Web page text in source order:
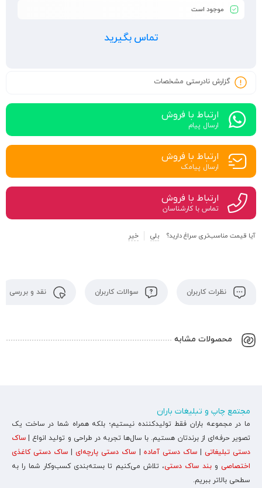
موجود است
تماس بگیرید
گزارش نادرستی مشخصات
ارتباط با فروش
ارسال پیام
ارتباط با فروش
ارسال پیامک
ارتباط با فروش
تماس با کارشناسان
آیا قیمت مناسب‌تری سراغ دارید؟ بلی خیر
نظرات کاربران سوالات کاربران نقد و بررسی
محصولات مشابه
مجتمع چاپ و تبلیغات باران
ما در مجموعه باران فقط تولیدکننده نیستیم؛ بلکه همراه شما در ساخت یک
تصویر حرفه‌ای از برندتان هستیم. با سال‌ها تجربه در طراحی و تولید انواع | ساک
دستی تبلیغاتی |ساک دستی آماده ساک دستی پارچه‌ای| ساک دستی کاغذی
اختصاصی وبند ساک دستی، تلاش می‌کنیم تا بسته‌بندی کسب‌وکار شما را به
سطحی بالاتر ببریم.